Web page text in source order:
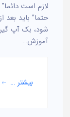
لازم است
حتما” باید بعد
شود، بک آپ
آموزش…
بیشتر ...